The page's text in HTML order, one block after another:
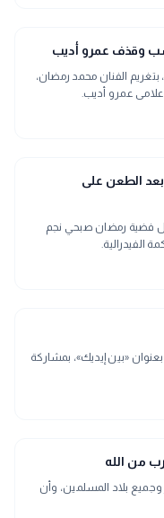
بتغريم الفنان محمد رمضان،
الطعن على
فضية رمضان صبحي نجم
الفيدرالية.
«بين إيديك»، بمشاركة
من الله
بلاد المسلمين، وأن